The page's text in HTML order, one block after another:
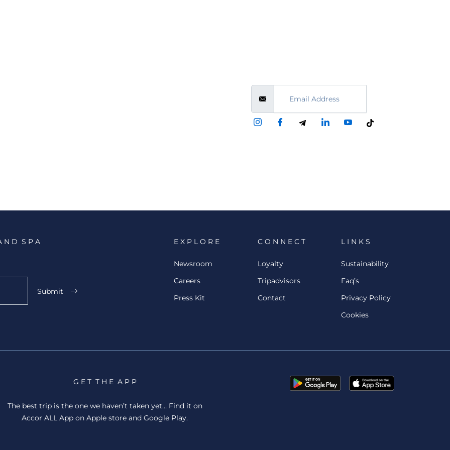
N D S P A
Submit
E X P L O R E
Newsroom
Careers
Press Kit
C O N N E C T
Loyalty
Tripadvisors
Contact
L I N K S
Sustainability
Faq’s
Privacy Policy
Cookies
G E T T H E A P P
The best trip is the one we haven’t taken yet… Find it on
Accor ALL App on Apple store and Google Play.